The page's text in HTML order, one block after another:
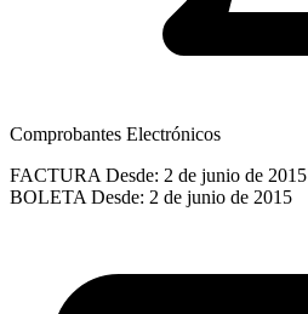
Comprobantes Electrónicos
FACTURA Desde: 2 de junio de 2015
BOLETA Desde: 2 de junio de 2015